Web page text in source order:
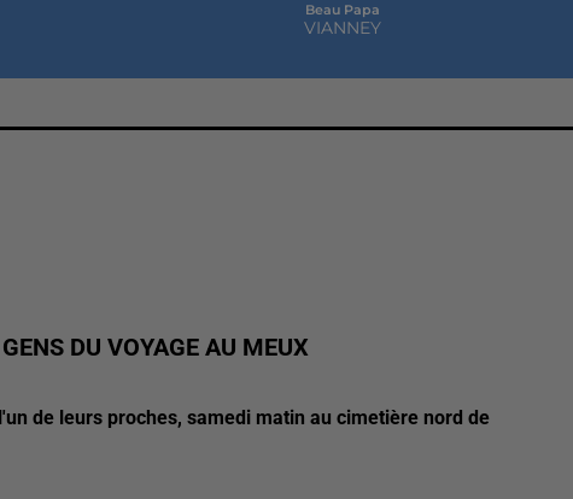
Beau Papa
VIANNEY
DU VOYAGE AU MEUX
de leurs proches, samedi matin au cimetière nord de